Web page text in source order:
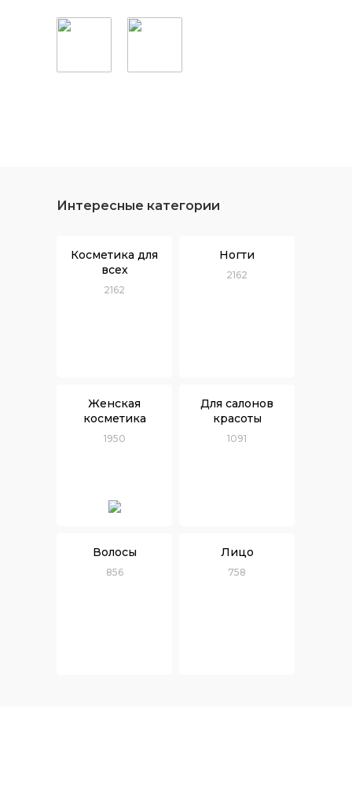
Интересные категории
Косметика для
всех
2162
Ногти
2162
Женская
косметика
1950
Для салонов
красоты
1091
Волосы
856
Лицо
758